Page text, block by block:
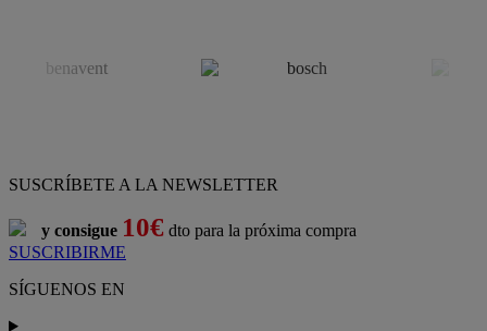
SUSCRÍBETE A LA NEWSLETTER
y consigue 10€ dto para la próxima compra
SUSCRIBIRME
SÍGUENOS EN